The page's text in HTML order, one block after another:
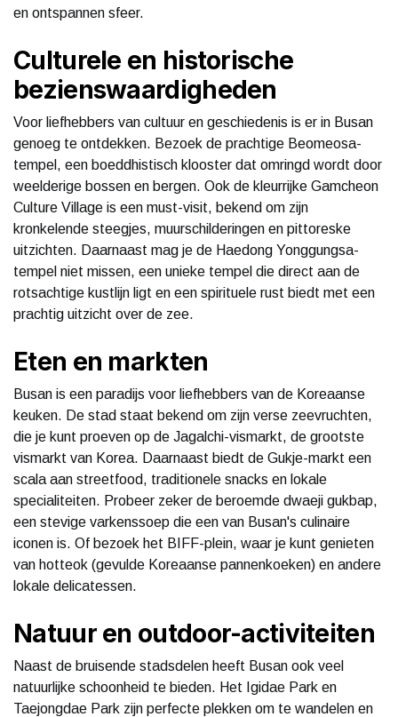
en ontspannen sfeer.
Culturele en historische
bezienswaardigheden
Voor liefhebbers van cultuur en geschiedenis is er in Busan
genoeg te ontdekken. Bezoek de prachtige Beomeosa-
tempel, een boeddhistisch klooster dat omringd wordt door
weelderige bossen en bergen. Ook de kleurrijke Gamcheon
Culture Village is een must-visit, bekend om zijn
kronkelende steegjes, muurschilderingen en pittoreske
uitzichten. Daarnaast mag je de Haedong Yonggungsa-
tempel niet missen, een unieke tempel die direct aan de
rotsachtige kustlijn ligt en een spirituele rust biedt met een
prachtig uitzicht over de zee.
Eten en markten
Busan is een paradijs voor liefhebbers van de Koreaanse
keuken. De stad staat bekend om zijn verse zeevruchten,
die je kunt proeven op de Jagalchi-vismarkt, de grootste
vismarkt van Korea. Daarnaast biedt de Gukje-markt een
scala aan streetfood, traditionele snacks en lokale
specialiteiten. Probeer zeker de beroemde dwaeji gukbap,
een stevige varkenssoep die een van Busan's culinaire
iconen is. Of bezoek het BIFF-plein, waar je kunt genieten
van hotteok (gevulde Koreaanse pannenkoeken) en andere
lokale delicatessen.
Natuur en outdoor-activiteiten
Naast de bruisende stadsdelen heeft Busan ook veel
natuurlijke schoonheid te bieden. Het Igidae Park en
Taejongdae Park zijn perfecte plekken om te wandelen en